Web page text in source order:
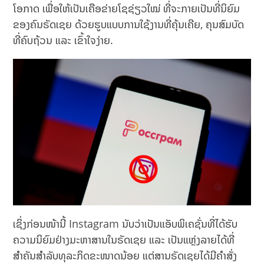
ໂອກາດ ເພື່ອໃຫ້ເປັນເຄືອຂ່າຍໂຊຊ່ຽວໃໝ່ ທີ່ຈະກາຍເປັນທີ່ນິຍົມ
ຂອງຄົນຣັດເຊຍ ດ້ວຍຮູບແບບການໃຊ້ງານທີ່ຄຸ້ນເຄີຍ, ຄຸນສົມບັດ
ທີ່ຄົບຖ້ວນ ແລະ ເຂົ້າໃຈງ່າຍ.
ເຊິ່ງກ່ອນໜ້ານີ້ Instagram ນັບວ່າເປັນແອັບພິເຄຊັ່ນທີ່ໄດ້ຮັບ
ຄວາມນິຍົມຢ່າງມະຫາສານໃນຣັດເຊຍ ແລະ ເປັນແຫຼ່ງລາຍໄດ້ທີ່
ສຳຄັນສຳລັບທຸລະກິດຂະໜາດນ້ອຍ ແຕ່ສານຣັດເຊຍໄດ້ມີຄຳສັ່ງ